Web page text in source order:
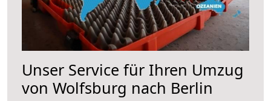
Unser Service für Ihren Umzug
von Wolfsburg nach Berlin